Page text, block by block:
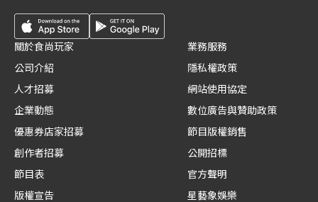
關於食尚玩家
公司介紹
人才招募
企業動態
優惠券店家招募
創作者招募
節目表
版權宣告
業務服務
隱私權政策
網站使用協定
數位廣告與贊助政策
節目版權銷售
公開招標
官方聲明
星藝象娛樂